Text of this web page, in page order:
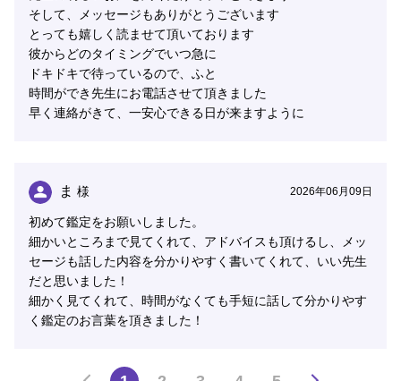
そして、メッセージもありがとうございます
とっても嬉しく読ませて頂いております
彼からどのタイミングでいつ急に
ドキドキで待っているので、ふと
時間ができ先生にお電話させて頂きました
早く連絡がきて、一安心できる日が来ますように
ま 様 2026年06月09日
初めて鑑定をお願いしました。
細かいところまで見てくれて、アドバイスも頂けるし、メッ
セージも話した内容を分かりやすく書いてくれて、いい先生
だと思いました！
細かく見てくれて、時間がなくても手短に話して分かりやす
く鑑定のお言葉を頂きました！